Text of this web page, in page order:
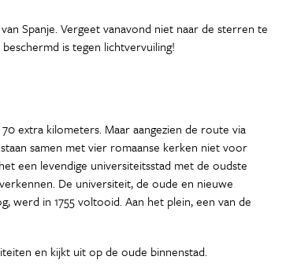
Spanje. Vergeet vanavond niet naar de sterren te
is tegen lichtvervuiling!
extra kilometers. Maar aangezien de route via
samen met vier romaanse kerken niet voor
een levendige universiteitsstad met de oudste
De universiteit, de oude en nieuwe
werd in 1755 voltooid. Aan het plein, een van de
en kijkt uit op de oude binnenstad.